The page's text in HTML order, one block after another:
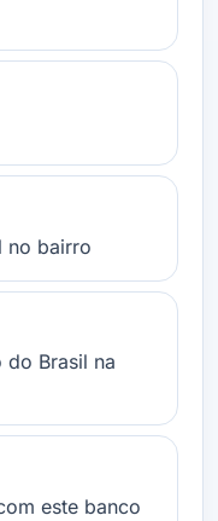
no bairro
do Brasil na
este banco